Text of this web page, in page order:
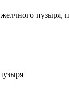
пузыря,